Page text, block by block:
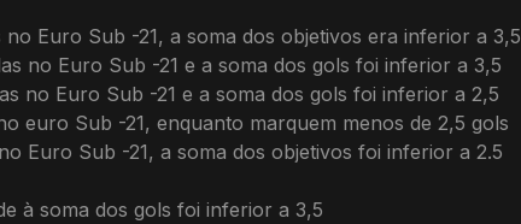
Euro Sub -21, a soma dos objetivos era inferior a 3,5
no Euro Sub -21 e a soma dos gols foi inferior a 3,5
no Euro Sub -21 e a soma dos gols foi inferior a 2,5
euro Sub -21, enquanto marquem menos de 2,5 gols
Euro Sub -21, a soma dos objetivos foi inferior a 2.5
à soma dos gols foi inferior a 3,5